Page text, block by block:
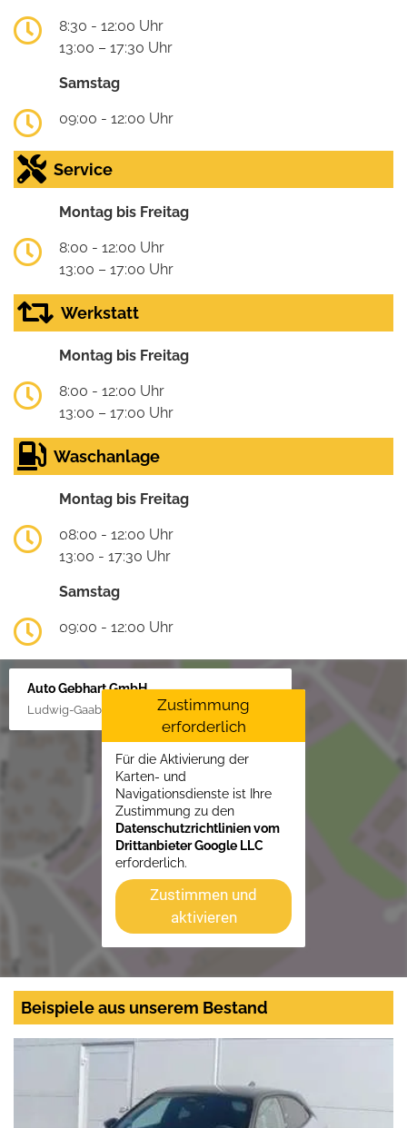
8:30 - 12:00 Uhr
13:00 – 17:30 Uhr
Samstag
09:00 - 12:00 Uhr
Service
Montag bis Freitag
8:00 - 12:00 Uhr
13:00 – 17:00 Uhr
Werkstatt
Montag bis Freitag
8:00 - 12:00 Uhr
13:00 – 17:00 Uhr
Waschanlage
Montag bis Freitag
08:00 - 12:00 Uhr
13:00 - 17:30 Uhr
Samstag
09:00 - 12:00 Uhr
Auto Gebhart GmbH
Ludwig-Gaab-Str. 4, 88427 Bad Schussenried
Zustimmung
erforderlich
Für die Aktivierung der
Karten- und
Navigationsdienste ist Ihre
Zustimmung zu den
Datenschutzrichtlinien vom
Drittanbieter Google LLC
erforderlich.
Zustimmen und
aktivieren
Beispiele aus unserem Bestand